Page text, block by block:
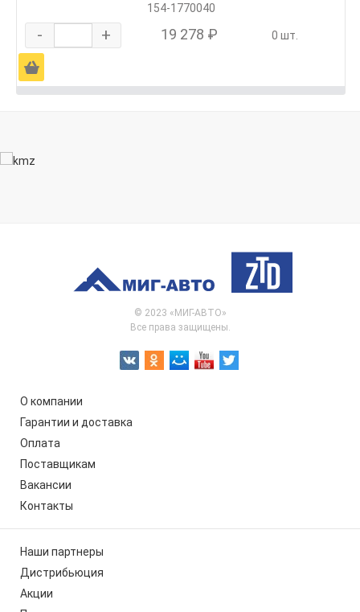
154-1770040
- + 19 278 ₽ 0 шт.
Ä
© 2023 «МИГ-АВТО»
Все права защищены.
О компании
Гарантии и доставка
Оплата
Поставщикам
Вакансии
Контакты
Наши партнеры
Дистрибьюция
Акции